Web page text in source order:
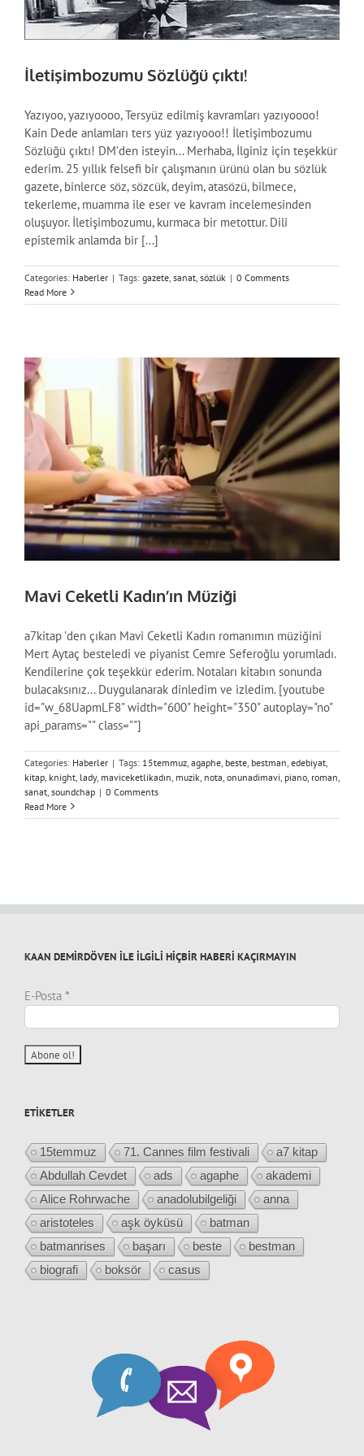
İletişimbozumu Sözlüğü çıktı!
Yazıyoo, yazıyoooo, Tersyüz edilmiş kavramları yazıyoooo!
Kain Dede anlamları ters yüz yazıyooo!! İletişimbozumu
Sözlüğü çıktı! DM’den isteyin... Merhaba, İlginiz için teşekkür
ederim. 25 yıllık felsefi bir çalışmanın ürünü olan bu sözlük
gazete, binlerce söz, sözcük, deyim, atasözü, bilmece,
tekerleme, muamma ile eser ve kavram incelemesinden
oluşuyor. İletişimbozumu, kurmaca bir metottur. Dili
epistemik anlamda bir [...]
Categories: Haberler | Tags: gazete sanat sözlük | 0 Comments
Read More
Mavi Ceketli Kadın’ın Müziği
a7kitap 'den çıkan Mavi Ceketli Kadın romanımın müziğini
Mert Aytaç besteledi ve piyanist Cemre Seferoğlu yorumladı.
Kendilerine çok teşekkür ederim. Notaları kitabın sonunda
bulacaksınız... Duygulanarak dinledim ve izledim. [youtube
id="w_68UapmLF8" width="600" height="350" autoplay="no"
api_params="" class=""]
Categories: Haberler | Tags: 15temmuz agaphe beste bestman edebiyat
kitap knight lady, maviceketlikadın muzik nota onunadimavi piano roman
sanat soundchap | 0 Comments
Read More
KAAN DEMİRDÖVEN İLE İLGİLİ HİÇBİR HABERİ KAÇIRMAYIN
E-Posta *
ETIKETLER
15temmuz 71. Cannes film festivali
a7 kitap
Abdullah Cevdet
ads agaphe
akademi
Alice Rohrwache
anadolubilgeliği
anna
aristoteles
aşk öyküsü
batman
batmanrises
başarı beste
bestman
biografi
boksör casus